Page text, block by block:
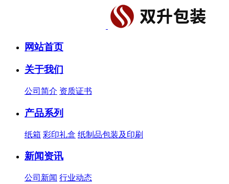
网站首页
关于我们
公司简介 资质证书
产品系列
纸箱 彩印礼盒 纸制品包装及印刷
新闻资讯
公司新闻 行业动态